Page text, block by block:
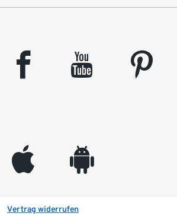
facebook youtube pinterest
appleinc android
Vertrag widerrufen